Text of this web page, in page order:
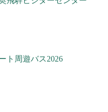
ト周遊バス2026